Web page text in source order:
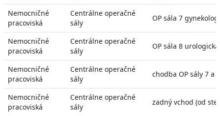
Nemocničné
pracoviská
Centrálne operačné
sály
OP sála 7
Nemocničné
pracoviská
Centrálne operačné
sály
OP sála 8 urologická
Nemocničné
pracoviská
Centrálne operačné
sály
chodba OP sály 7 a 8
Nemocničné
pracoviská
Centrálne operačné
sály
zadný vchod (od